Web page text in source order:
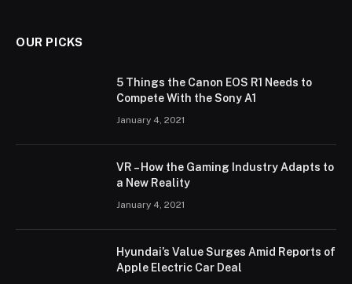
OUR PICKS
5 Things the Canon EOS R1 Needs to
Compete With the Sony A1
January 4, 2021
VR – How the Gaming Industry Adapts to
a New Reality
January 4, 2021
Hyundai’s Value Surges Amid Reports of
Apple Electric Car Deal